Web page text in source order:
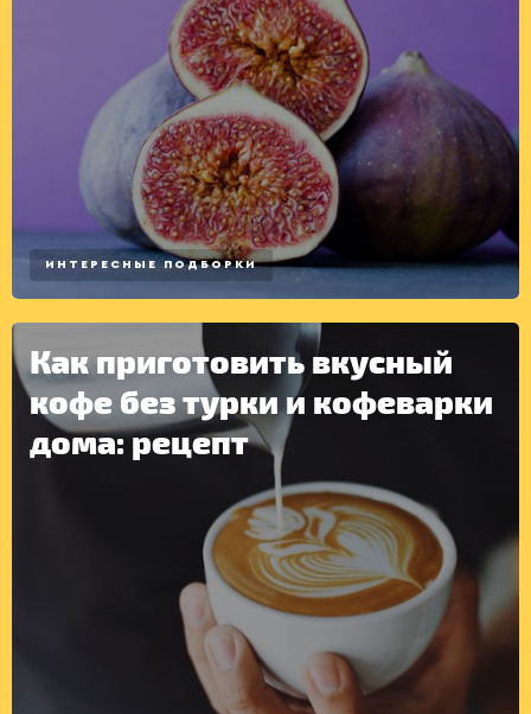
ИНТЕРЕСНЫЕ ПОДБОРКИ
Как приготовить вкусный
кофе без турки и кофеварки
дома: рецепт